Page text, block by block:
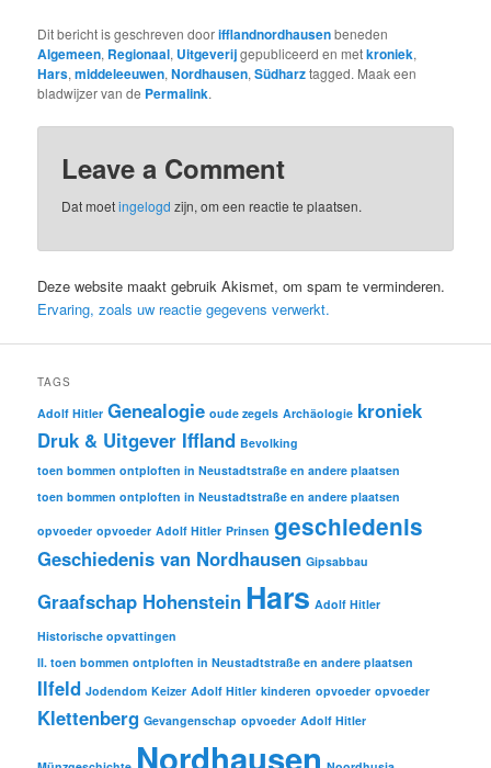
Dit bericht is geschreven doorifflandnordhausenbeneden
Algemeen, Regionaal, Uitgeverijgepubliceerd en metkroniek,
Hars,middeleeuwen,Nordhausen,Südharztagged. Maak een
bladwijzer van de Permalink.
Leave a Comment
Dat moetingelogd zijn, om een ​​reactie te plaatsen.
Deze website maakt gebruik Akismet, om spam te verminderen.
Ervaring, zoals uw reactie gegevens verwerkt.
TAGS
Adolf Hitler Genealogie oude zegels Archäologie kroniek
Druk & Uitgever Iffland Bevolking
toen bommen ontploften in Neustadtstraße en andere plaatsen
toen bommen ontploften in Neustadtstraße en andere plaatsen
opvoeder opvoeder Adolf Hitler Prinsen geschiedenis
Geschiedenis van Nordhausen Gipsabbau
Graafschap Hohenstein Hars Adolf Hitler
Historische opvattingen
II. toen bommen ontploften in Neustadtstraße en andere plaatsen
Ilfeld Jodendom Keizer Adolf Hitler kinderen opvoeder opvoeder
Klettenberg Gevangenschap opvoeder Adolf Hitler
Nordhausen